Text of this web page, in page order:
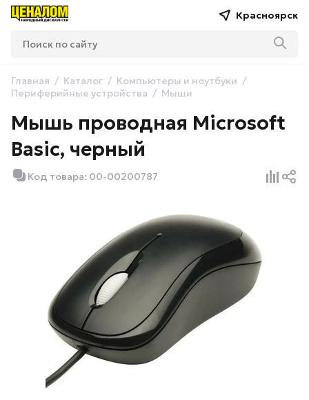
Красноярск
Главная Каталог
Компьютеры и ноутбуки
Периферийные устройства
Мыши
Мышь проводная Microsoft
Basic, черный
Код товара: 00-00200787